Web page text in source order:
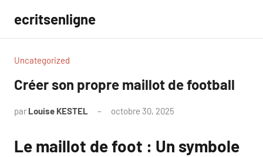
contenu
ecritsenligne
Uncategorized
Créer son propre maillot de football
par Louise KESTEL octobre 30, 2025
Le maillot de foot : Un symbole